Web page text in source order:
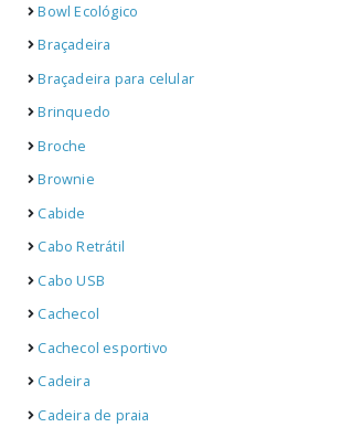
Bowl Ecológico
Braçadeira
Braçadeira para celular
Brinquedo
Broche
Brownie
Cabide
Cabo Retrátil
Cabo USB
Cachecol
Cachecol esportivo
Cadeira
Cadeira de praia